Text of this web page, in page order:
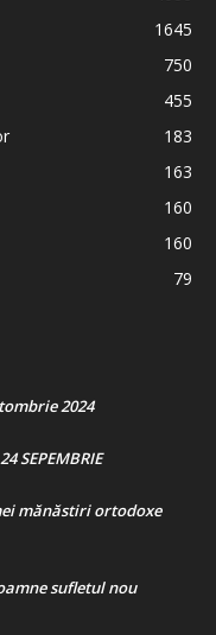
1645
750
455
183
163
160
160
79
2024
SEPEMBRIE
mănăstiri ortodoxe
sufletul nou